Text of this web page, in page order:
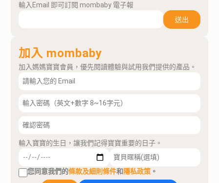
輸入Email 即可訂閱 mombaby 電子報
送出
加入 mombaby
加入媽媽寶寶會員，優先閱讀體驗與試用我們提供的產品。
輸入寶寶的生日，讓我們記得寶寶重要的日子。
您同意我們的條款及細則條件和隱私政策 。